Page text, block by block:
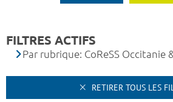
FILTRES ACTIFS
Par rubrique: CoReSS Occitanie
RETIRER TOUS LES